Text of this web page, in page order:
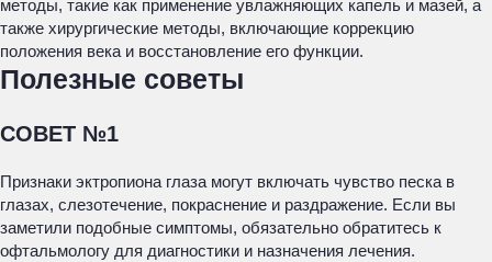
методы, такие как применение увлажняющих капель и мазей, а
также хирургические методы, включающие коррекцию
положения века и восстановление его функции.
Полезные советы
СОВЕТ №1
Признаки эктропиона глаза могут включать чувство песка в
глазах, слезотечение, покраснение и раздражение. Если вы
заметили подобные симптомы, обязательно обратитесь к
офтальмологу для диагностики и назначения лечения.